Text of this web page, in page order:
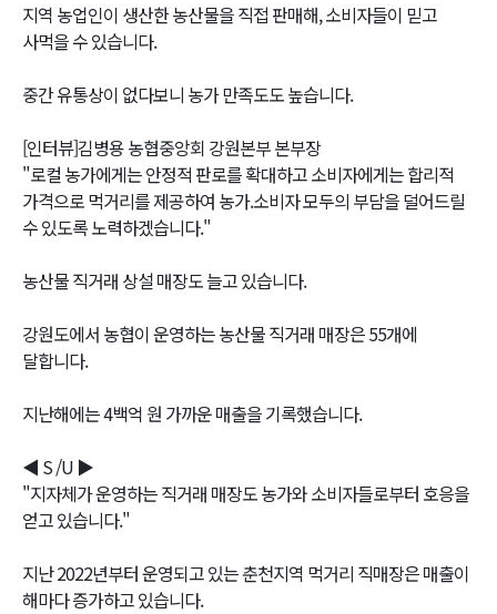
지역 농업인이 생산한 농산물을 직접 판매해, 소비자들이 믿고
사먹을 수 있습니다.
중간 유통상이 없다보니 농가 만족도도 높습니다.
[인터뷰]김병용 농협중앙회 강원본부 본부장
"로컬 농가에게는 안정적 판로를 확대하고 소비자에게는 합리적
가격으로 먹거리를 제공하여 농가.소비자 모두의 부담을 덜어드릴
수 있도록 노력하겠습니다."
농산물 직거래 상설 매장도 늘고 있습니다.
강원도에서 농협이 운영하는 농산물 직거래 매장은 55개에
달합니다.
지난해에는 4백억 원 가까운 매출을 기록했습니다.
◀ S /U ▶
"지자체가 운영하는 직거래 매장도 농가와 소비자들로부터 호응을
얻고 있습니다."
지난 2022년부터 운영되고 있는 춘천지역 먹거리 직매장은 매출이
해마다 증가하고 있습니다.